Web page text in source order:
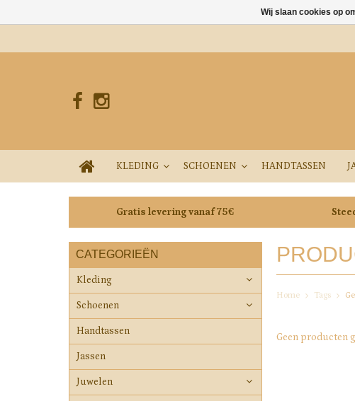
KLEDING SCHOENEN HANDTASSEN
Gratis levering vanaf 75€
CATEGORIEËN
Kleding
Schoenen
Handtassen
Jassen
Juwelen
Home Tags
Geen producten
Wij slaan cookies op